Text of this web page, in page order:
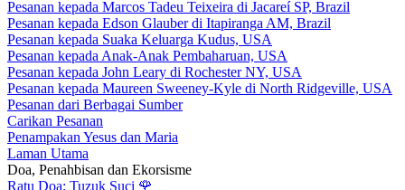
Pesanan kepada Marcos Tadeu Teixeira di Jacareí SP, Brazil
Pesanan kepada Edson Glauber di Itapiranga AM, Brazil
Pesanan kepada Suaka Keluarga Kudus, USA
Pesanan kepada Anak-Anak Pembaharuan, USA
Pesanan kepada John Leary di Rochester NY, USA
Pesanan kepada Maureen Sweeney-Kyle di North Ridgeville, USA
Pesanan dari Berbagai Sumber
Carikan Pesanan
Penampakan Yesus dan Maria
Laman Utama
Doa, Penahbisan dan Ekorsisme
Ratu Doa: Tuzuk Suci 🌹